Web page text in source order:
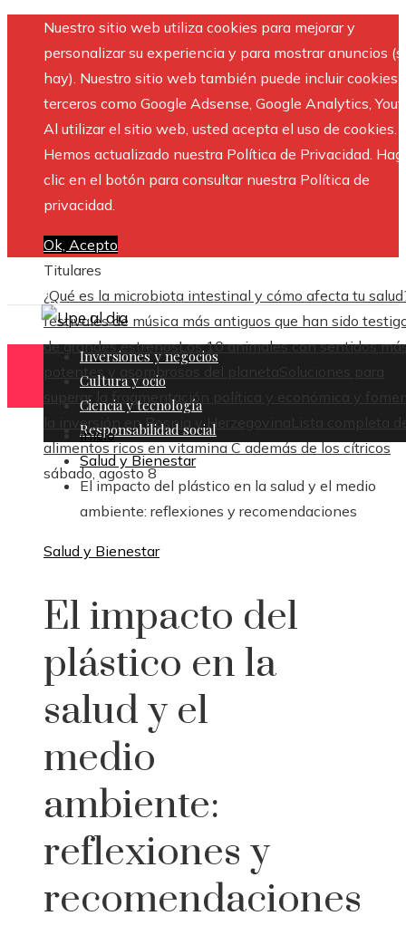
Nuestro sitio web utiliza cookies para mejorar y
personalizar su experiencia y para mostrar anuncios
hay). Nuestro sitio web también puede incluir cookies
terceros como Google Adsense, Google Analytics,
Al utilizar el sitio web, usted acepta el uso de cookies.
Hemos actualizado nuestra Política de Privacidad.
clic en el botón para consultar nuestra Política de
privacidad.
Ok, Acepto
Titulares
¿Qué es la microbiota intestinal y cómo afecta tu
festivales de música más antiguos que han sido
de grandes estrenosLos 10 animales con sentidos
potentes y asombrosos del planeta
Soluciones para
superar la fragmentación política y económica y
la inversión en Bosnia y Herzegovina
Lista completa
alimentos ricos en vitamina C además de los cítricos
sábado, agosto 8
Inversiones y negocios
Cultura y ocio
Ciencia y tecnología
Responsabilidad social
Inicio
Salud y Bienestar
El impacto del plástico en la salud y el medio
ambiente: reflexiones y recomendaciones
Salud y Bienestar
El impacto del
plástico en la
salud y el
medio
ambiente:
reflexiones y
recomendaciones